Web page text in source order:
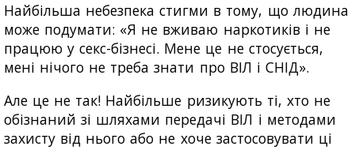
Найбільша небезпека стигми в тому, що людина
може подумати: «Я не вживаю наркотиків і не
працюю у секс-бізнесі. Мене це не стосується,
мені нічого не треба знати про ВІЛ і СНІД».
Але це не так! Найбільше ризикують ті, хто не
обізнаний зі шляхами передачі ВІЛ і методами
захисту від нього або не хоче застосовувати ці